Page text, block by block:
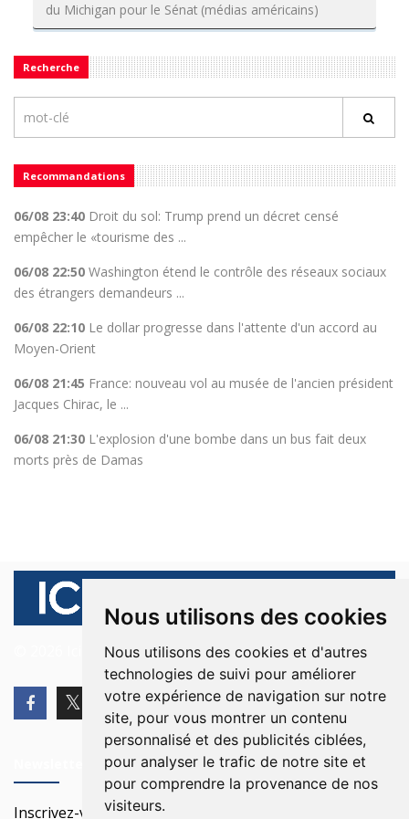
Nous utilisons des cookies
Nous utilisons des cookies et d'autres
technologies de suivi pour améliorer
votre expérience de navigation sur notre
site, pour vous montrer un contenu
personnalisé et des publicités ciblées,
pour analyser le trafic de notre site et
pour comprendre la provenance de nos
visiteurs.
du Michigan pour le Sénat (médias américains)
Recherche
Recommandations
06/08 23:40 Droit du sol: Trump prend un décret censé
empêcher le «tourisme des ...
06/08 22:50 Washington étend le contrôle des réseaux sociaux
des étrangers demandeurs ...
06/08 22:10 Le dollar progresse dans l'attente d'un accord au
Moyen-Orient
06/08 21:45 France: nouveau vol au musée de l'ancien président
Jacques Chirac, le ...
06/08 21:30 L'explosion d'une bombe dans un bus fait deux
morts près de Damas
© 2026 Ici Beyrouth. Tous les droits sont réservés.
Inscrivez-vous à notre Newsletter